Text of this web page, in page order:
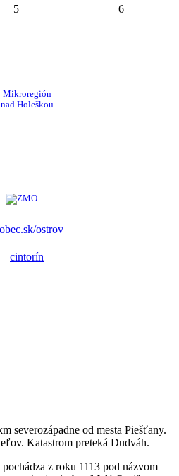
5 6
severozápadne od mesta Piešťany.
Katastrom preteká Dudváh.
z roku 1113 pod názvom